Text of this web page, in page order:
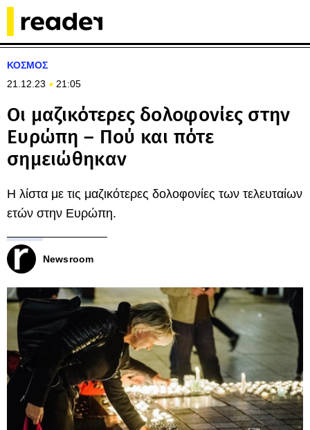
ΚΟΣΜΟΣ
21.12.23
21:05
Οι μαζικότερες δολοφονίες στην
Ευρώπη – Πού και πότε
σημειώθηκαν
Η λίστα με τις μαζικότερες δολοφονίες των τελευταίων
ετών στην Ευρώπη.
Newsroom